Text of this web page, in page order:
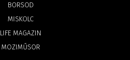
BORSOD
MISKOLC
LIFE MAGAZIN
MOZIMŰSOR